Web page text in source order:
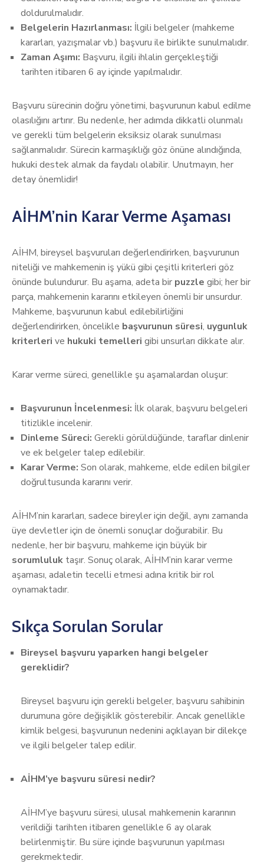
doldurulmalıdır.
Belgelerin Hazırlanması: İlgili belgeler (mahkeme
kararları, yazışmalar vb.) başvuru ile birlikte sunulmalıdır.
Zaman Aşımı: Başvuru, ilgili ihlalin gerçekleştiği
tarihten itibaren 6 ay içinde yapılmalıdır.
Başvuru sürecinin doğru yönetimi, başvurunun kabul edilme
olasılığını artırır. Bu nedenle, her adımda dikkatli olunmalı
ve gerekli tüm belgelerin eksiksiz olarak sunulması
sağlanmalıdır. Sürecin karmaşıklığı göz önüne alındığında,
hukuki destek almak da faydalı olabilir. Unutmayın, her
detay önemlidir!
AİHM’nin Karar Verme Aşaması
AİHM, bireysel başvuruları değerlendirirken, başvurunun
niteliği ve mahkemenin iş yükü gibi çeşitli kriterleri göz
önünde bulundurur. Bu aşama, adeta bir puzzle gibi; her bir
parça, mahkemenin kararını etkileyen önemli bir unsurdur.
Mahkeme, başvurunun kabul edilebilirliğini
değerlendirirken, öncelikle başvurunun süresi, uygunluk
kriterleri ve hukuki temelleri gibi unsurları dikkate alır.
Karar verme süreci, genellikle şu aşamalardan oluşur:
Başvurunun İncelenmesi: İlk olarak, başvuru belgeleri
titizlikle incelenir.
Dinleme Süreci: Gerekli görüldüğünde, taraflar dinlenir
ve ek belgeler talep edilebilir.
Karar Verme: Son olarak, mahkeme, elde edilen bilgiler
doğrultusunda kararını verir.
AİHM’nin kararları, sadece bireyler için değil, aynı zamanda
üye devletler için de önemli sonuçlar doğurabilir. Bu
nedenle, her bir başvuru, mahkeme için büyük bir
sorumluluk taşır. Sonuç olarak, AİHM’nin karar verme
aşaması, adaletin tecelli etmesi adına kritik bir rol
oynamaktadır.
Sıkça Sorulan Sorular
Bireysel başvuru yaparken hangi belgeler
gereklidir?
Bireysel başvuru için gerekli belgeler, başvuru sahibinin
durumuna göre değişiklik gösterebilir. Ancak genellikle
kimlik belgesi, başvurunun nedenini açıklayan bir dilekçe
ve ilgili belgeler talep edilir.
AİHM’ye başvuru süresi nedir?
AİHM’ye başvuru süresi, ulusal mahkemenin kararının
verildiği tarihten itibaren genellikle 6 ay olarak
belirlenmiştir. Bu süre içinde başvurunun yapılması
gerekmektedir.